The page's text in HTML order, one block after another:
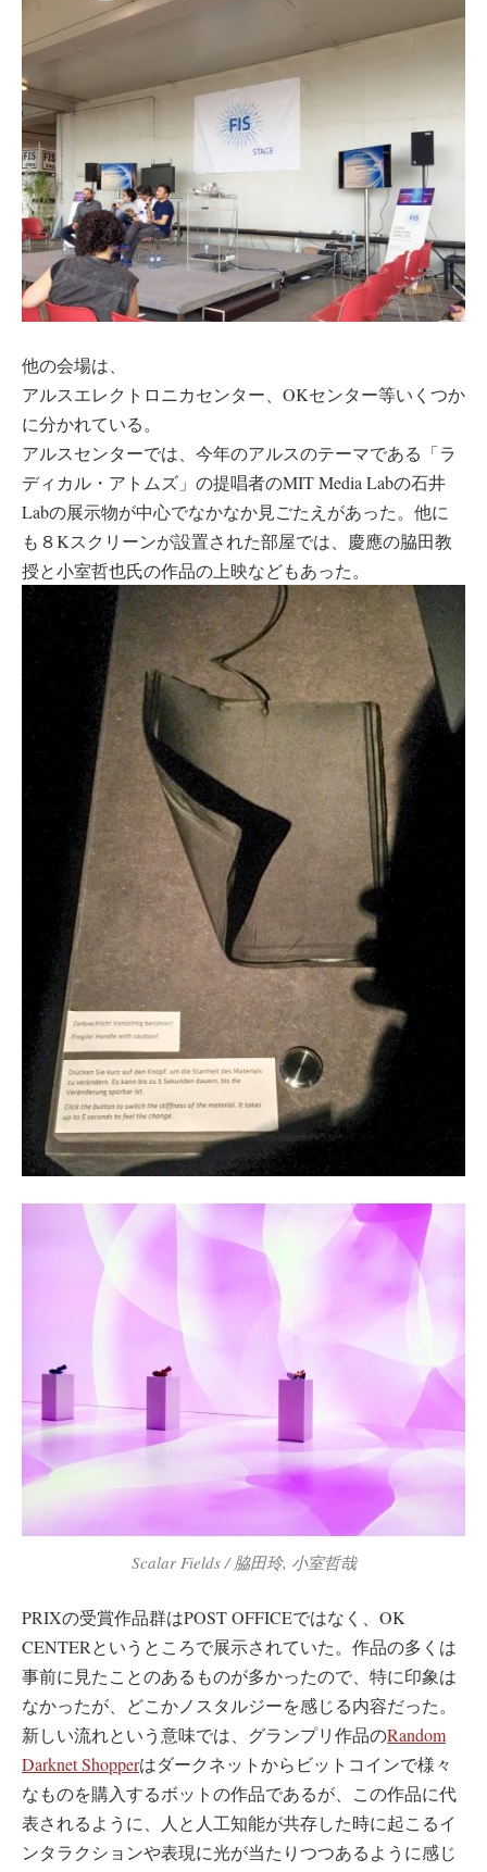
他の会場は、
アルスエレクトロニカセンター、OKセンター等いくつか
に分かれている。
アルスセンターでは、今年のアルスのテーマである「ラ
ディカル・アトムズ」の提唱者のMIT Media Labの石井
Labの展示物が中心でなかなか見ごたえがあった。他に
も８Kスクリーンが設置された部屋では、慶應の脇田教
授と小室哲也氏の作品の上映などもあった。
Scalar Fields / 脇田玲, 小室哲哉
PRIXの受賞作品群はPOST OFFICEではなく、OK
CENTERというところで展示されていた。作品の多くは
事前に見たことのあるものが多かったので、特に印象は
なかったが、どこかノスタルジーを感じる内容だった。
新しい流れという意味では、グランプリ作品のRandom
Darknet Shopperはダークネットからビットコインで様々
なものを購入するボットの作品であるが、この作品に代
表されるように、人と人工知能が共存した時に起こるイ
ンタラクションや表現に光が当たりつつあるように感じ